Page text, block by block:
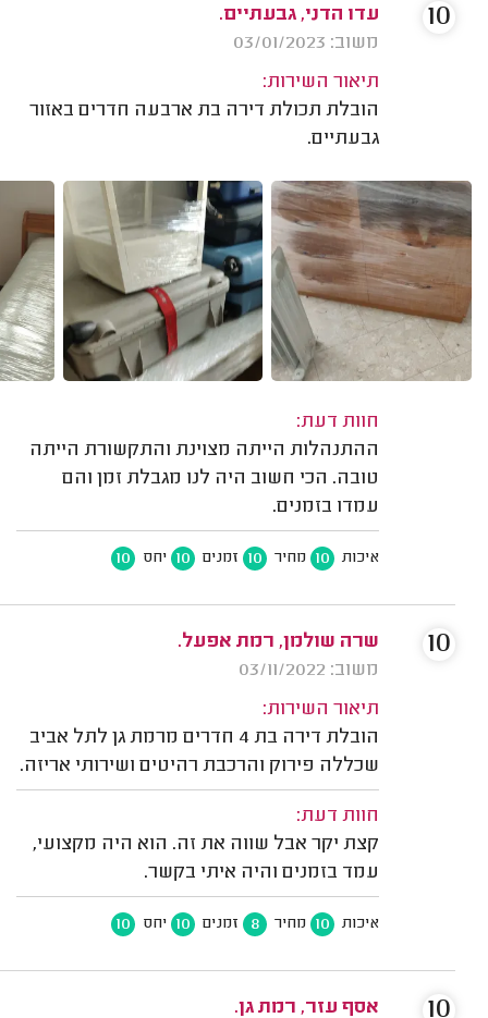
עדו הדני, גבעתיים.
משוב: 03/01/2023
תיאור השירות:
הובלת תכולת דירה בת ארבעה חדרים באזור
גבעתיים.
חוות דעת:
ההתנהלות הייתה מצוינת והתקשורת הייתה
טובה. הכי חשוב היה לנו מגבלת זמן והם
עמדו בזמנים.
איכות 10 מחיר 10 זמנים 10 יחס 10
10
שרה שולמן, רמת אפעל.
משוב: 03/11/2022
תיאור השירות:
הובלת דירה בת 4 חדרים מרמת גן לתל אביב
שכללה פירוק והרכבת רהיטים ושירותי אריזה.
חוות דעת:
קצת יקר אבל שווה את זה. הוא היה מקצועי,
עמד בזמנים והיה איתי בקשר.
איכות 10 מחיר 8 זמנים 10 יחס 10
10
אסף עזר, רמת גן. 10